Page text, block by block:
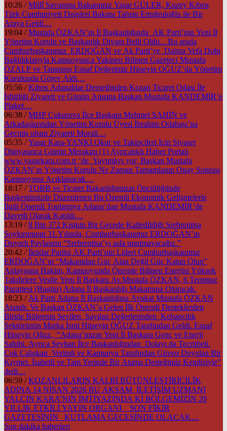
10:26 / Millî Savunma Bakanımız Yaşar GÜLER, Kuzey Kıbrıs
Türk Cumhuriyeti Dışişleri Bakanı Tahsin Ertuğruloğlu ile Bir
Araya Geldi…
19:04 / Mustafa ÖZKAN’ın İl Başkanlığında AK Parti’nin Yeni İl
Yönetim Kurulu ve Başkanlık Divanı Belli Oldu…Bu arada
Cumhurbaşkanımız ERDOĞAN ve Ak Parti’ye Daima Vefa Dolu
Bağlılıklarıyla Kamuoyunca Yakinen Bilinen Gazeteci Mustafa
ÖZALP ve Tanınmış Esnaf Değerimiz Hüseyin OĞUZ’da Yönetim
Kurulunda Görev Aldı…
05:56 / Kıbrıs Adanalılar Derneğinden Kozan Ticaret Odası İle
İşbirliği Ziyareti ve Günün Anısına Başkan Mustafa KANDEMİR’e
Plaket…
06:38 / MHP Çukurova İlçe Başkanı Mehmet ŞAHİN ve
Arkadaşlarından Yönetim Kurulu Üyesi İbrahim Odabaşı’na
Geçmiş olsun Ziyareti Morali…
05:35 / Yaşar Kara-YANKI Okur ve Takipçileri İçin Siyaset
Dünyasınca Günün Merakını (1) Ayrıcalıklı Haber Portalı
www.yasarkara.com.tr ‘de Yayımlıyı yor; Başkan Mustafa
ÖZKAN’ın Yönetim Kurulu Ne Zaman Tamamlanıp Onay Sonrası
Kamuoyuna Açıklanacak…
18:17 / TOBB ve Ticaret Bakanlığımızın Öncülüğünde
Başkentimizde Düzenlenen Bu Önemli Ekonomik Gelişmelerle
İlgili Önemli Toplantıya Adana’dan Mustafa KANDEMİR’de
Davetli Olarak Katıldı…
13:19 / 8 Bin 372 Kişinin Bir Gecede Katledildiği Srebrenitsa
Soykırımının 31.Yılında, Cumhurbaşkanımız ERDOĞAN’ın
Duyarlı Paylaşımı “Srebrenitsa’yı asla unutmayacağız.”
20:42 / İktidar Partisi AK Parti’nin Lideri Cumhurbaşkanımız
ERDOĞAN’ın “Makamdan Güç Alan Değil Güç Katan Olun”
Anlayışına Hakim, Kamuoyunda Önemle Bilinen Enerjisi Yüksek
Takdirlere Vesile Yeni İl Başkanı Av.Mustafa ÖZKAN, 6 Temmuz
Pazartesi (Bugün) Adana İl Başkanlığı Makamına Oturacak.
18:23 / Ak Parti Adana İl Başkanlığına Avukat Mustafa ÖZKAN
Atandı. Ve Başkan ÖZKAN’a Gelen İlk Önemli Desteklerden
Biride Bölgenin Sevilen Sayılan Değerlerinden Kebapçılık
Sektörünün Marka İsmi Hüseyin OĞUZ Tarafından Geldi. Esnaf
Hüseyin Oğuz, “Adana’mızın Yeni İl Başkanı Genç ve Enerji
Sahibi. Ayrıca Seyhan İlçe Başkanlığından Dolayı da Tecrübeli.
Çok Çalışkan Verimli ve Kamuoyu Tarafından Güven Duyulan Bir
Kıymet. İsabetli ve Tam Yerinde Bir Atama Desteğimiz Kendisiyle”
dedi…
06:59 / KOZANLILARIN KALBİ BÜTÜNLEŞTİRİCİLİK
ADINA 14 NİSAN 2026 BU AKŞAM İLETİŞİM UZMANI
YALÇIN KARA’NIN İMTİYAZINDA Kİ BÖLGEMİZİN 20
YILLIK ETKİLİ YAYIN ORGANI SON FİKİR
GAZETESİNİN KUTLAMA GECESİNDE OLACAK…
Son dakika haberleri